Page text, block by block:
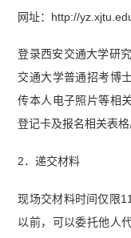
网址：http://
登录西安交通大学研
交通大学普通招考博
传本人电子照片等相
登记卡及报名相关表格
2．递交材料
现场交材料时间仅限
以前，可以委托他人